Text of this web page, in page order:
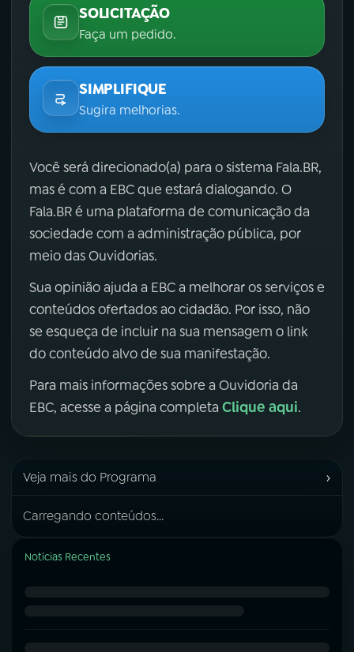
SOLICITAÇÃO
Faça um pedido.
SIMPLIFIQUE
Sugira melhorias.
Você será direcionado(a) para o sistema Fala.BR,
mas é com a EBC que estará dialogando. O
Fala.BR é uma plataforma de comunicação da
sociedade com a administração pública, por
meio das Ouvidorias.
Sua opinião ajuda a EBC a melhorar os serviços e
conteúdos ofertados ao cidadão. Por isso, não
se esqueça de incluir na sua mensagem o link
do conteúdo alvo de sua manifestação.
Para mais informações sobre a Ouvidoria da
EBC, acesse a página completa Clique aqui.
Veja mais do Programa ›
Carregando conteúdos...
Notícias Recentes